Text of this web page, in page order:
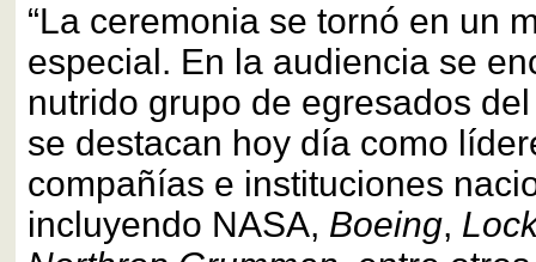
“La ceremonia se tornó en un
especial. En la audiencia se
nutrido grupo de egresados
se destacan hoy día como
compañías e instituciones
incluyendo NASA, Boeing,